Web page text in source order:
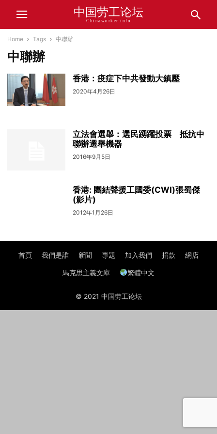
中国劳工论坛
Chinaworker.info
Home Tags 中聯辦
中聯辦
香港：疫症下中共發動大鎮壓
2020年4月26日
立法會選舉：選民踴躍投票 抵抗中
聯辦選舉機器
2016年9月5日
香港: 團結聲援工國委(CWI)張蜀傑
(影片)
2012年1月26日
首頁 我們是誰 新聞 專題 加入我們 捐款 網店
馬克思主義文庫 繁體中文
© 2021 中国劳工论坛